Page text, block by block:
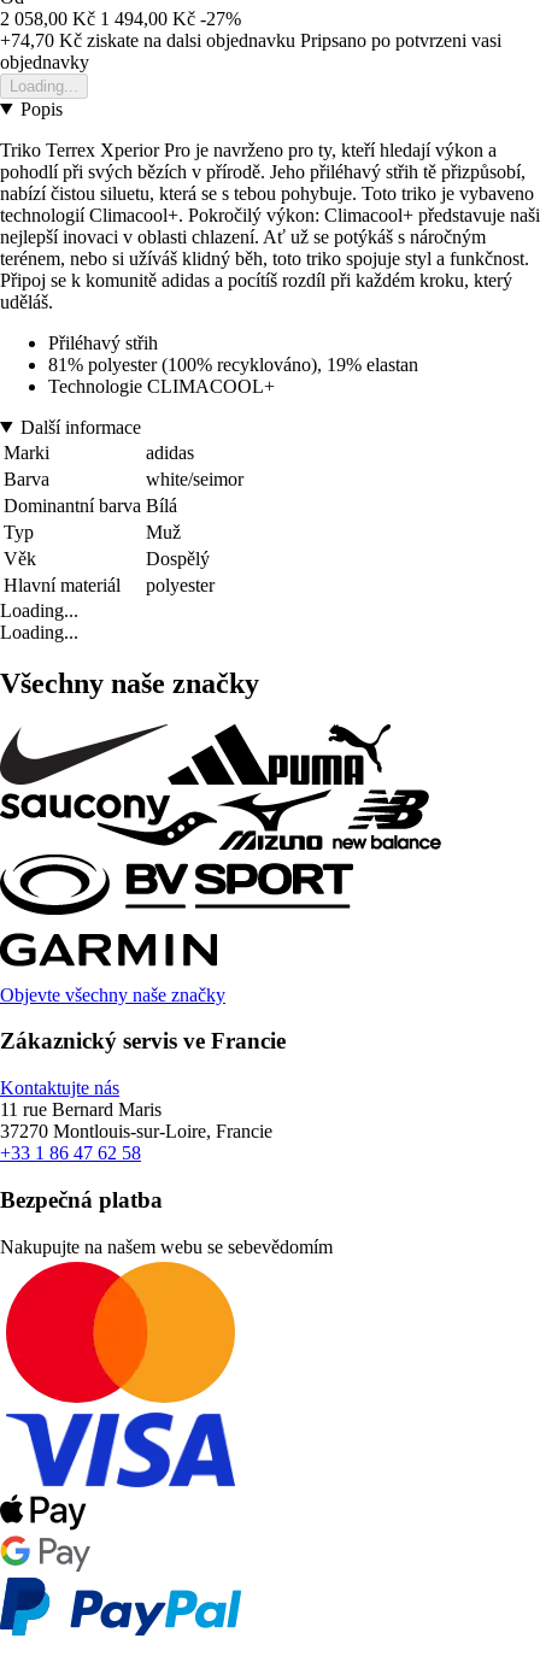
2 058,00 Kč 1 494,00 Kč -27%
+74,70 Kč ziskate na dalsi objednavku Pripsano po potvrzeni vasi
objednavky
Loading...
Popis
Triko Terrex Xperior Pro je navrženo pro ty, kteří hledají výkon a
pohodlí při svých bězích v přírodě. Jeho přiléhavý střih tě přizpůsobí,
nabízí čistou siluetu, která se s tebou pohybuje. Toto triko je vybaveno
technologií Climacool+. Pokročilý výkon: Climacool+ představuje naši
nejlepší inovaci v oblasti chlazení. Ať už se potýkáš s náročným
terénem, nebo si užíváš klidný běh, toto triko spojuje styl a funkčnost.
Připoj se k komunitě adidas a pocítíš rozdíl při každém kroku, který
uděláš.
Přiléhavý střih
81% polyester (100% recyklováno), 19% elastan
Technologie CLIMACOOL+
Další informace
Marki
adidas
Barva
white/seimor
Dominantní barva Bílá
Typ
Muž
Věk
Dospělý
Hlavní materiál
polyester
Loading...
Loading...
Všechny naše značky
Objevte všechny naše značky
Zákaznický servis ve Francie
Kontaktujte nás
11 rue Bernard Maris
37270 Montlouis-sur-Loire, Francie
+33 1 86 47 62 58
Bezpečná platba
Nakupujte na našem webu se sebevědomím